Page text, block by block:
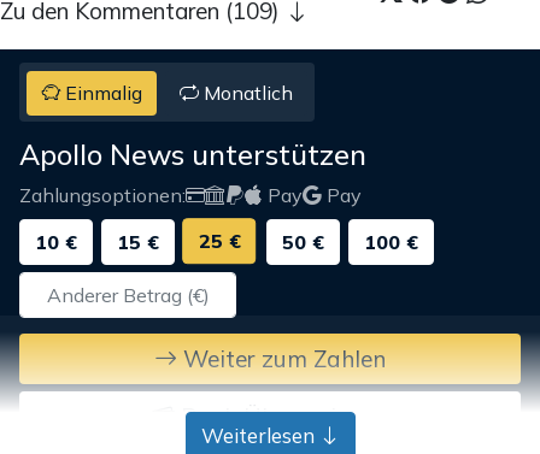
Zu den Kommentaren (109)
Einmalig Monatlich
Apollo News unterstützen
Zahlungsoptionen: Pay
Pay
10 €
15 € 25 € 50 € 100 €
Weiter zum Zahlen
Bank-Überweisung
Weiterlesen